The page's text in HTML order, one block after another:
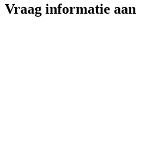
Vraag informatie aan